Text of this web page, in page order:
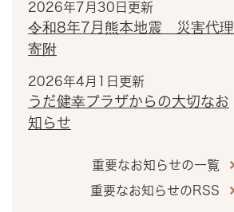
2026年7月30日更新
令和8年7月熊本地震 災害代理
寄附
2026年4月1日更新
うだ健幸プラザからの大切なお
知らせ
重要なお知らせの一覧
重要なお知らせのRSS